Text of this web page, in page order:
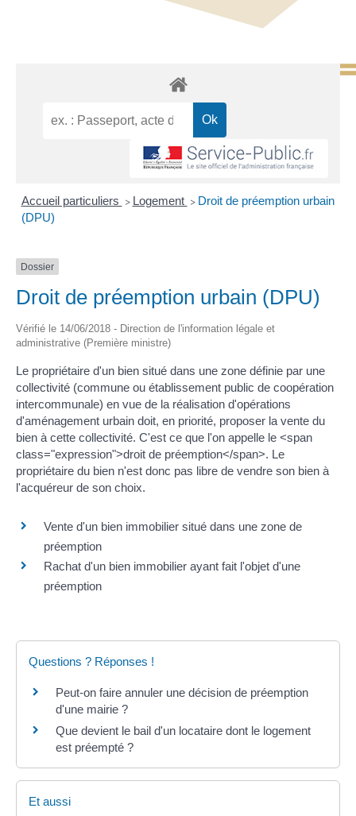
Accueil particuliers > Logement > Droit de préemption urbain
(DPU)
Dossier
Droit de préemption urbain (DPU)
Vérifié le 14/06/2018 - Direction de l'information légale et
administrative (Première ministre)
Le propriétaire d'un bien situé dans une zone définie par une
collectivité (commune ou établissement public de coopération
intercommunale) en vue de la réalisation d'opérations
d'aménagement urbain doit, en priorité, proposer la vente du
bien à cette collectivité. C'est ce que l'on appelle le <span
class="expression">droit de préemption</span>. Le
propriétaire du bien n'est donc pas libre de vendre son bien à
l'acquéreur de son choix.
Vente d'un bien immobilier situé dans une zone de
préemption
Rachat d'un bien immobilier ayant fait l'objet d'une
préemption
Questions ? Réponses !
Peut-on faire annuler une décision de préemption
d'une mairie ?
Que devient le bail d'un locataire dont le logement
est préempté ?
Et aussi